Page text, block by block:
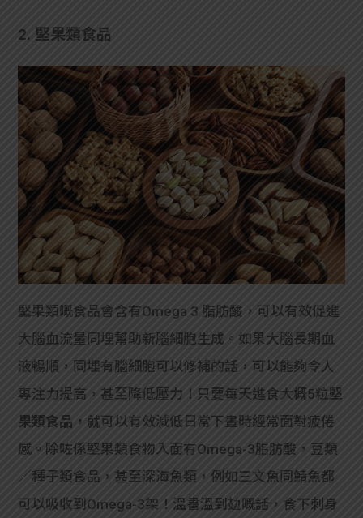
2. 堅果類食品
堅果類嘅食品會含有Omega 3 脂肪酸，可以有效促進
大腦血流量同埋幫助新腦細胞生成。如果大腦長期血
液暢順，同埋有腦細胞可以修補的話，可以能夠令人
專注力提高，甚至降低壓力！只要每天進食大概5粒堅
果類食品，就可以有效減低日常下晝時經常面對疲倦
感。除咗係堅果類食物入面有Omega-3脂肪酸，豆類
／種子類食品，甚至深海魚類，例如三文魚同鯖魚都
可以吸收到Omega-3架！溫書溫到攰嘅話，食下刺身